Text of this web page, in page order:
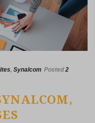
, Synalcom Posted 2